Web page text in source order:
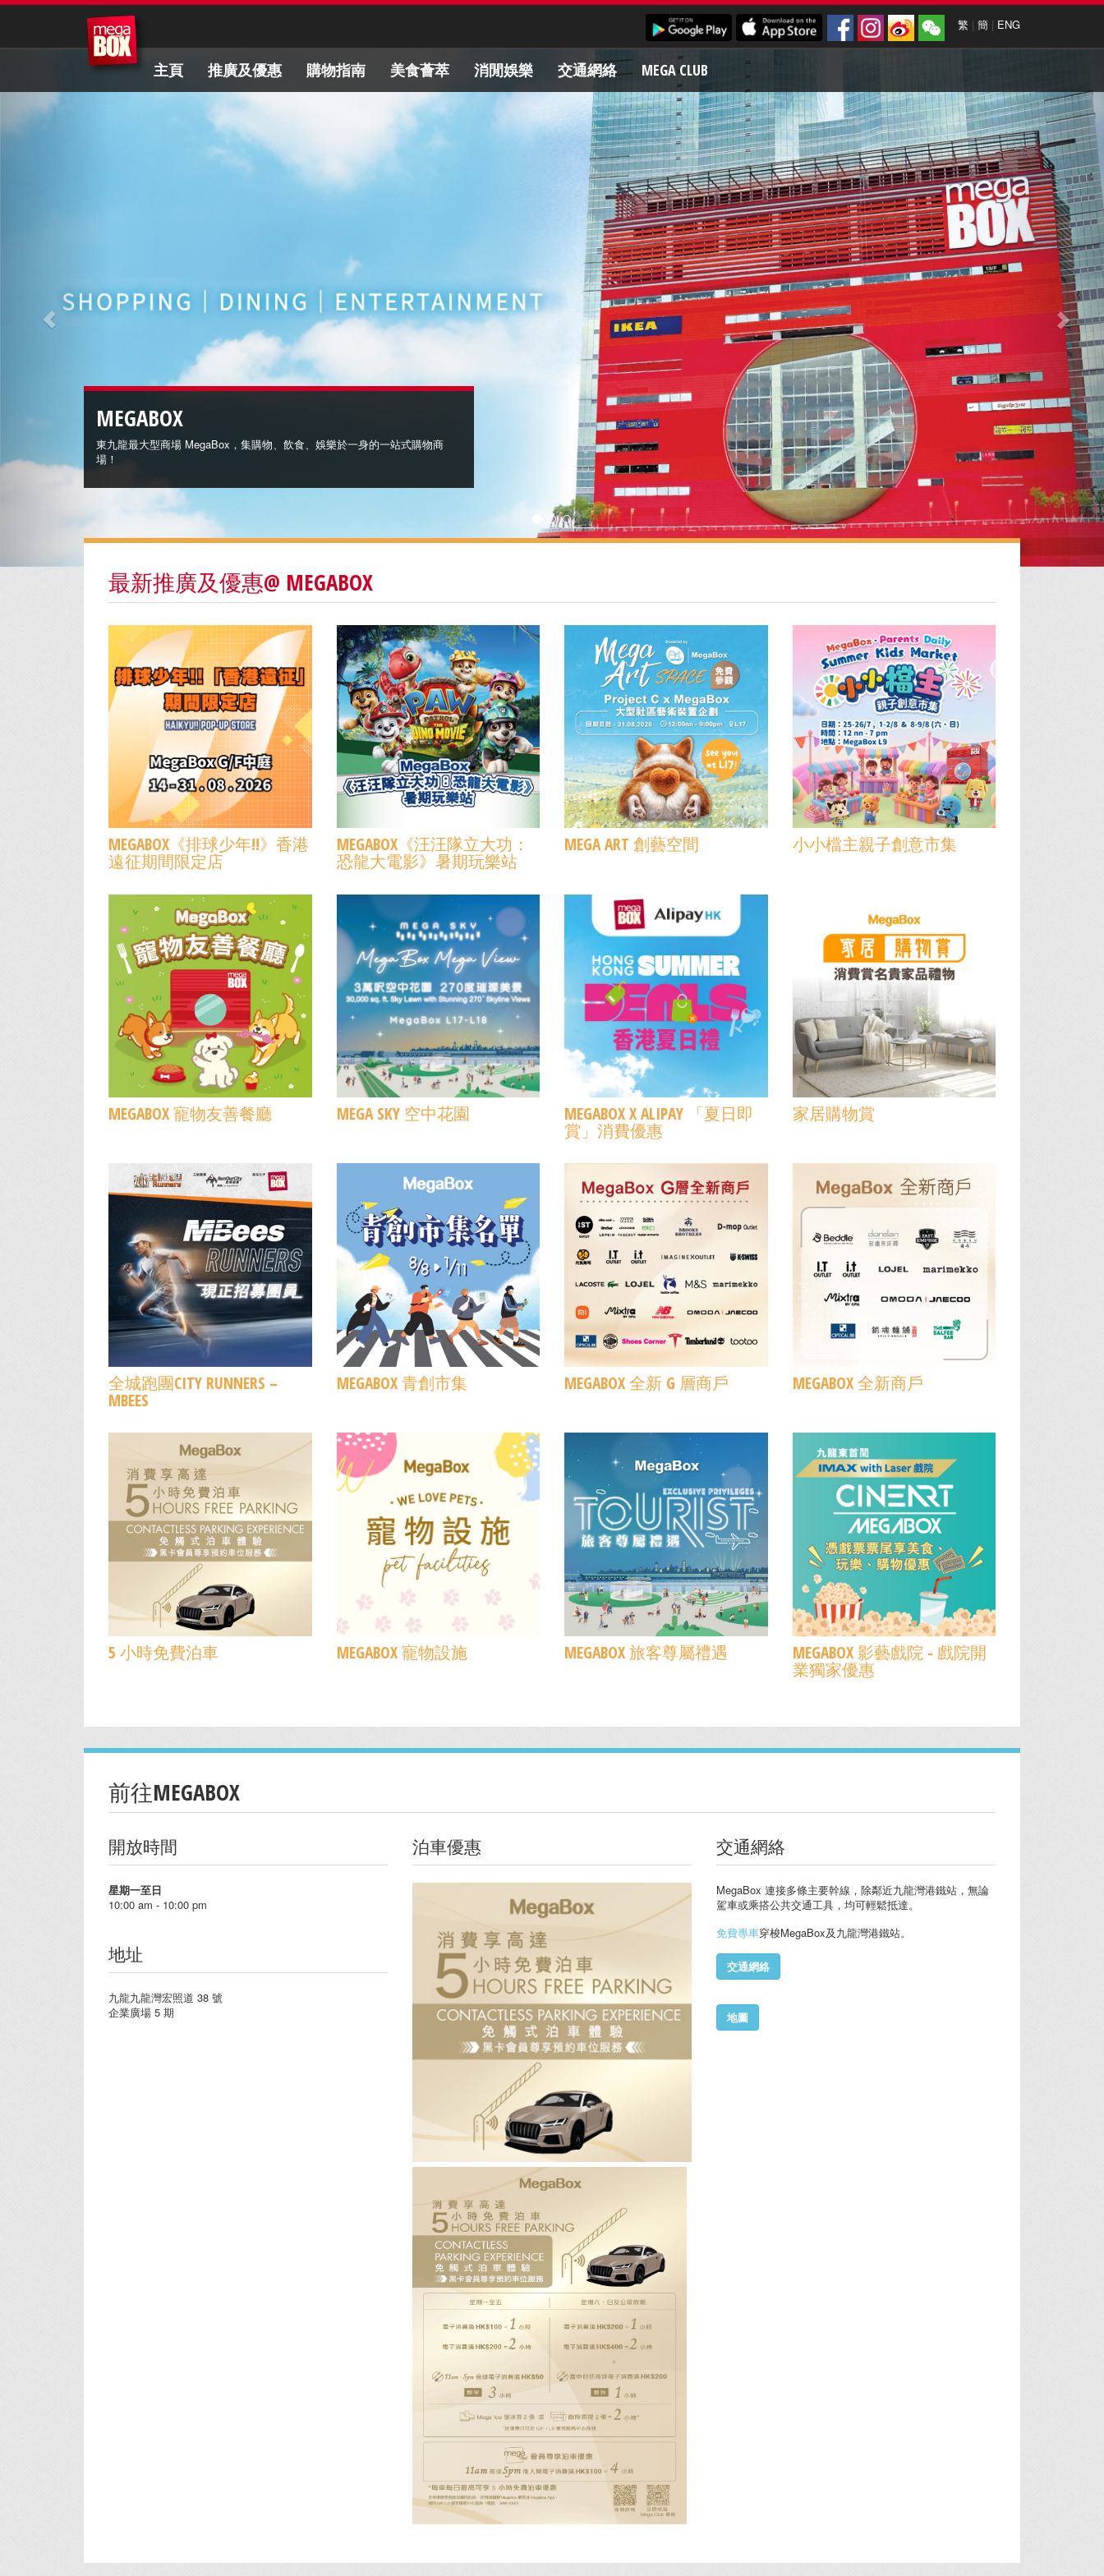
繁 | 簡 | ENG
主頁 推廣及優惠 購物指南 美食薈萃 消閒娛樂 交通網絡 MEGA CLUB
MEGABOX
東九龍最大型商場 MegaBox，集購物、飲食、娛樂於一身的一站式購物商
場！
最新推廣及優惠@ MEGABOX
MEGABOX《排球少年!!》香港
遠征期間限定店
MEGABOX《汪汪隊立大功：
恐龍大電影》暑期玩樂站
MEGA ART 創藝空間 小小檔主親子創意市集
MEGABOX 寵物友善餐廳 MEGA SKY 空中花園 MEGABOX X ALIPAY 「夏日即
賞」消費優惠​
家居購物賞
全城跑團CITY RUNNERS –
MBEES
MEGABOX 青創市集 MEGABOX 全新 G 層商戶 MEGABOX 全新商戶
5 小時免費泊車 MEGABOX 寵物設施 MEGABOX 旅客尊屬禮遇 MEGABOX 影藝戲院 - 戲院開
業獨家優惠
前往MEGABOX
開放時間
星期一至日
10:00 am - 10:00 pm
地址
九龍九龍灣宏照道 38 號
企業廣場 5 期
泊車優惠 交通網絡
MegaBox 連接多條主要幹線，除鄰近九龍灣港鐵站，無論
駕車或乘搭公共交通工具，均可輕鬆抵達。
免費專車穿梭MegaBox及九龍灣港鐵站。
交通網絡
地圖